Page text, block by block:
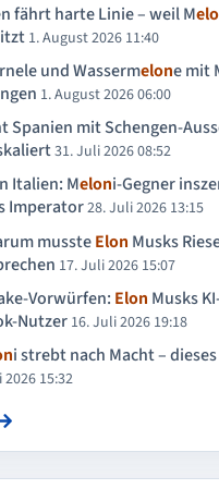
fährt harte Linie – weil M
1. August 2026 11:40
und Wassermelone mit
1. August 2026 06:00
Spanien mit Schengen-
31. Juli 2026 08:52
Italien: Meloni-Gegner
Imperator28. Juli 2026 13:15
mussteElon Musks
17. Juli 2026 15:07
Vorwürfen: Elon Musks
Nutzer 16. Juli 2026 19:18
i strebt nach Macht –
2026 15:32